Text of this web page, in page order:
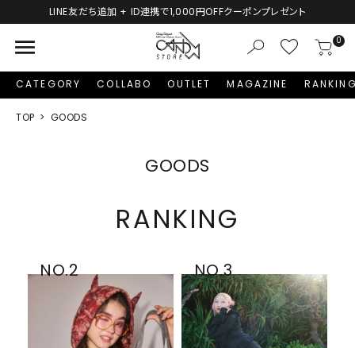
新規会員登録で1,000円分のポイントプレゼント！
menu 0
CATEGORY COLLABO OUTLET MAGAZINE
TOP GOODS
GOODS
RANKING